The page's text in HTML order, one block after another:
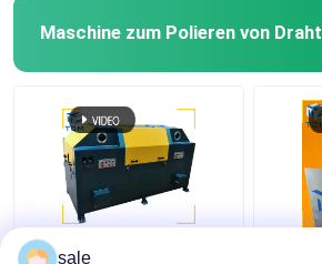
Maschine zum Polieren von Draht
Steel Metal Wire 2m/S
sale